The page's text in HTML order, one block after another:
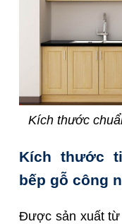
Kích thước
Kích thước
bếp gỗ công
Được sản xuất từ